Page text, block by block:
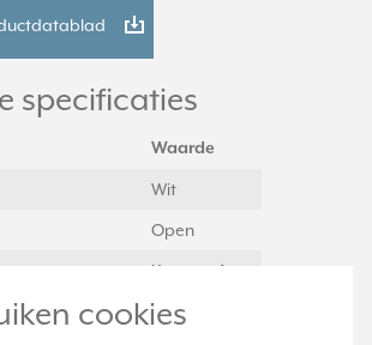
cookies
specificaties
Waarde
Wit
Open
Kunststof
1013